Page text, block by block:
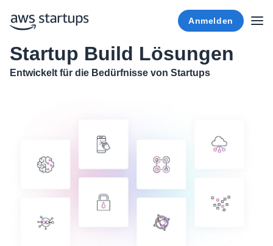
Anmelden
Startup Build Lösungen
Entwickelt für die Bedürfnisse von Startups